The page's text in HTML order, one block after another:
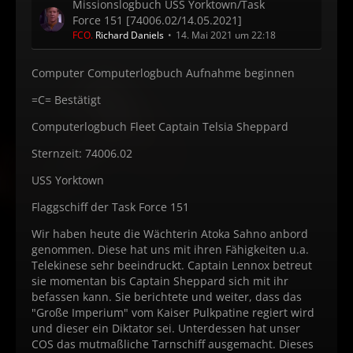
Missionslogbuch USS Yorktown/Task
Force 151 [74006.02/14.05.2021]
FCO. Richard Daniels 14. Mai 2021 um 22:18
Computer Computerlogbuch Aufnahme beginnen
=C= Bestätigt
Computerlogbuch Fleet Captain Telsia Sheppard
Sternzeit: 74006.02
USS Yorktown
Flaggschiff der Task Force 151
Wir haben heute die Wächterin Atoka Sahno anbord
genommen. Diese hat uns mit ihren Fähigkeiten u.a.
Telekinese sehr beeindruckt. Captain Lennox betreut
sie momentan bis Captain Sheppard sich mit ihr
befassen kann. Sie berichtete und weiter, dass das
"Große Imperium" vom Kaiser Pulkpatine regiert wird
und dieser ein Diktator sei. Unterdessen hat unser
COS das mutmaßliche Tarnschiff ausgemacht. Dieses